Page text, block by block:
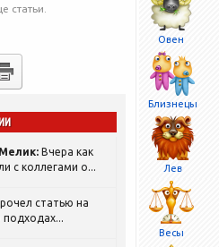
статьи.
Вчера как
с коллегами о...
статью на
подходах...
Овен
Близнецы
Лев
Весы